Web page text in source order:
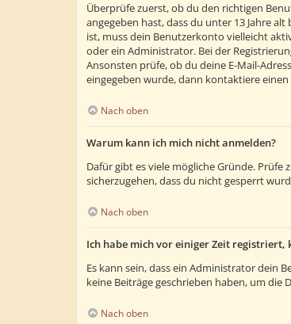
Überprüfe zuerst, ob du den richtigen
angegeben hast, dass du unter 13 Jahre
ist, muss dein Benutzerkonto vielleicht
oder ein Administrator. Bei der
Ansonsten prüfe, ob du deine E-Mail-
eingegeben wurde, dann kontaktiere
Nach oben
Warum kann ich mich nicht anmelden?
Dafür gibt es viele mögliche Gründe.
sicherzugehen, dass du nicht gesperrt
Nach oben
Ich habe mich vor einiger Zeit
Es kann sein, dass ein Administrator dein
keine Beiträge geschrieben haben, um
Nach oben